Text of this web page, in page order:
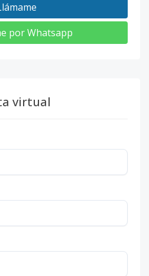
por Whatsapp
virtual